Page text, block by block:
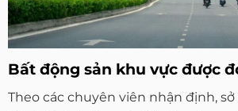
Bất động sản khu vực được
Theo các chuyên viên nhận định,